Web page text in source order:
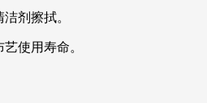
剂擦拭。
使用寿命。